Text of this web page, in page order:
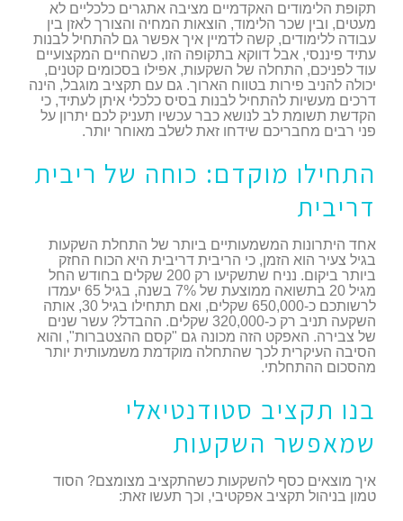
תקופת הלימודים האקדמיים מציבה אתגרים כלכליים לא
מעטים, ובין שכר הלימוד, הוצאות המחיה והצורך לאזן בין
עבודה ללימודים, קשה לדמיין איך אפשר גם להתחיל לבנות
עתיד פיננסי, אבל דווקא בתקופה הזו, כשהחיים המקצועיים
עוד לפניכם, התחלה של השקעות, אפילו בסכומים קטנים,
יכולה להניב פירות בטווח הארוך. גם עם תקציב מוגבל, הינה
דרכים מעשיות להתחיל לבנות בסיס כלכלי איתן לעתיד, כי
הקדשת תשומת לב לנושא כבר עכשיו תעניק לכם יתרון על
פני רבים מחבריכם שידחו זאת לשלב מאוחר יותר.
התחילו מוקדם: כוחה של ריבית
דריבית
אחד היתרונות המשמעותיים ביותר של התחלת השקעות
בגיל צעיר הוא הזמן, כי הריבית דריבית היא הכוח החזק
ביותר ביקום. נניח שתשקיעו רק 200 שקלים בחודש החל
מגיל 20 בתשואה ממוצעת של 7% בשנה, בגיל 65 יעמדו
לרשותכם כ-650,000 שקלים, ואם תתחילו בגיל 30, אותה
השקעה תניב רק כ-320,000 שקלים. ההבדל? עשר שנים
של צבירה. האפקט הזה מכונה גם "קסם ההצטברות", והוא
הסיבה העיקרית לכך שהתחלה מוקדמת משמעותית יותר
מהסכום ההתחלתי.
בנו תקציב סטודנטיאלי
שמאפשר השקעות
איך מוצאים כסף להשקעות כשהתקציב מצומצם? הסוד
טמון בניהול תקציב אפקטיבי, וכך תעשו זאת: